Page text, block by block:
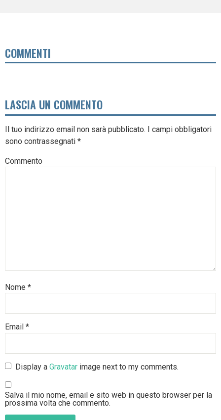
COMMENTI
LASCIA UN COMMENTO
Il tuo indirizzo email non sarà pubblicato. I campi obbligatori
sono contrassegnati *
Commento
Nome *
Email *
Display aGravatar image next to my comments.
Salva il mio nome, email e sito web in questo browser per la
prossima volta che commento.